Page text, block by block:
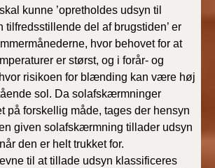
kunne ’opretholdes udsyn til
tilfredsstillende del af brugstiden’ er
hvor behovet for at
er størst, og i forår- og
risikoen for blænding kan være høj
sol. Da solafskærmninger
på forskellig måde, tages der hensyn
given solafskærmning tillader udsyn
den er helt trukket for.
til at tillade udsyn klassificeres